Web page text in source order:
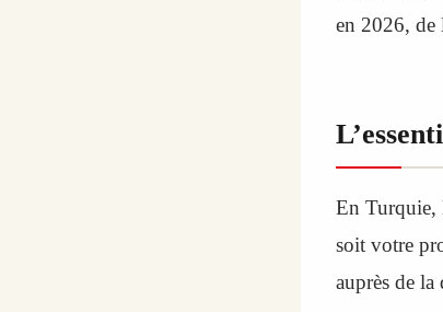
en 2026, de
En Turquie,
soit votre
auprès de